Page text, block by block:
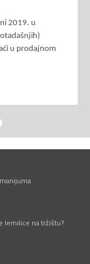
2019. u
u prodajnom
lemilice na tržištu?